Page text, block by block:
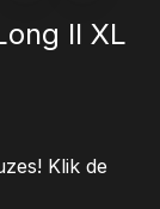
II XL
Klik de